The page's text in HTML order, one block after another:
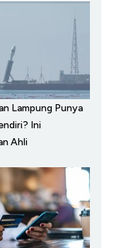
Lampung Punya
Ini
Ahli